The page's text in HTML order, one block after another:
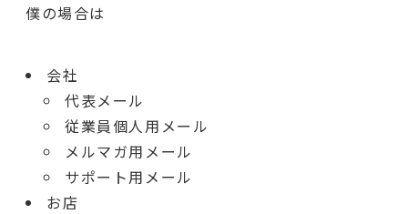
僕の場合は
会社
代表メール
従業員個人用メール
メルマガ用メール
サポート用メール
お店